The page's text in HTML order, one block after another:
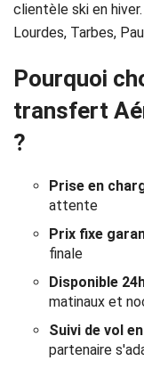
Réservation
Services
de
Transferts
Aéroports
Solutions
d'affaires
Contact
clientèle ski en
Lourdes, Tarbes,
Pourquoi
transfert
?
Prise en
attente
Prix fixe
finale
Disponible
matinaux et
Suivi de vol
partenaire